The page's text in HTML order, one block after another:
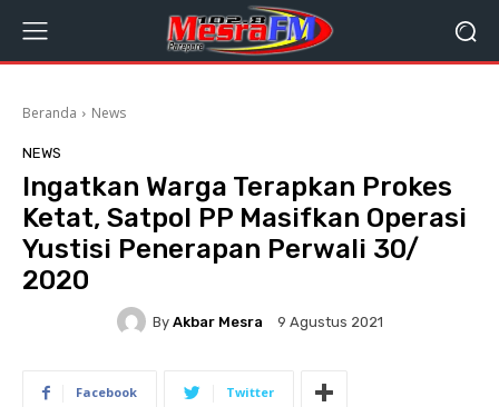
Beranda News
NEWS
Ingatkan Warga Terapkan Prokes
Ketat, Satpol PP Masifkan Operasi
Yustisi Penerapan Perwali 30/
2020
By Akbar Mesra 9 Agustus 2021
Facebook Twitter